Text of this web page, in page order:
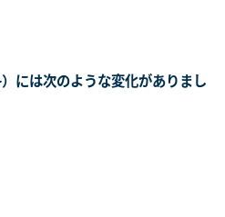
には次のような変化がありまし